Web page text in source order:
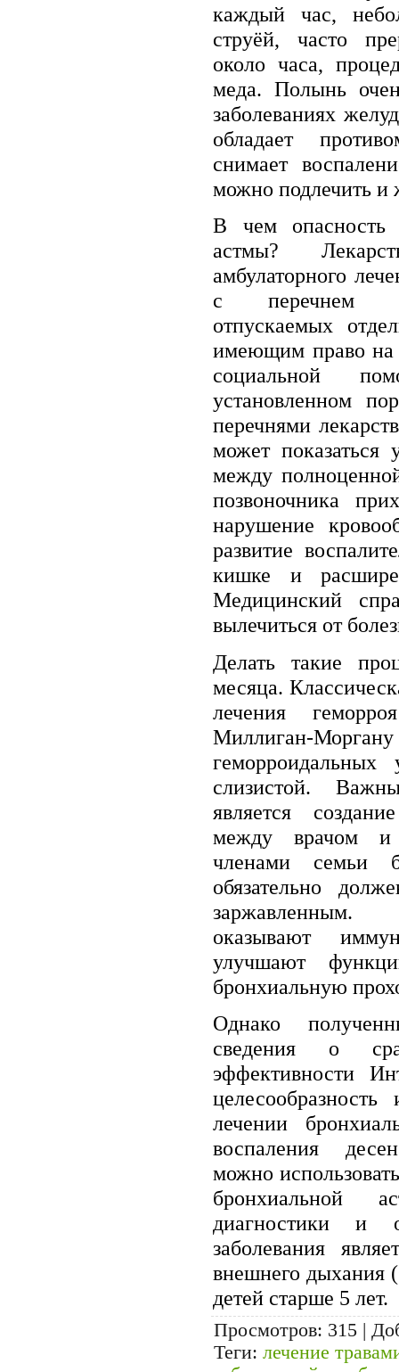
каждый час,
струёй, часто
около часа,
меда. Полынь
заболеваниях
обладает
снимает
можно подлечить и
В чем опасность
астмы?
амбулаторного
с перечнем
отпускаемых
имеющим право на
социальной
установленном
перечнями
может показаться
между
позвоночника
нарушение
развитие
кишке и
Медицинский
вылечиться от
Делать такие
месяца.
лечения
Миллиган-
слизистой.
является
между врачом и
членами семьи
обязательно
оказывают
улучшают
бронхиальную
Однако
сведения о
эффективности
лечении
воспаления
можно
бронхиальной
диагностики и
заболевания
внешнего дыхания
детей старше 5 лет.
Просмотров: 315 |
Теги: лечение